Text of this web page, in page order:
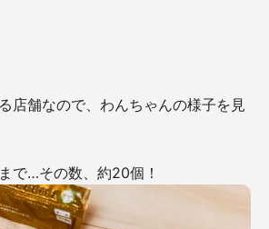
店舗なので、わんちゃんの様子を見
で…その数、約20個！